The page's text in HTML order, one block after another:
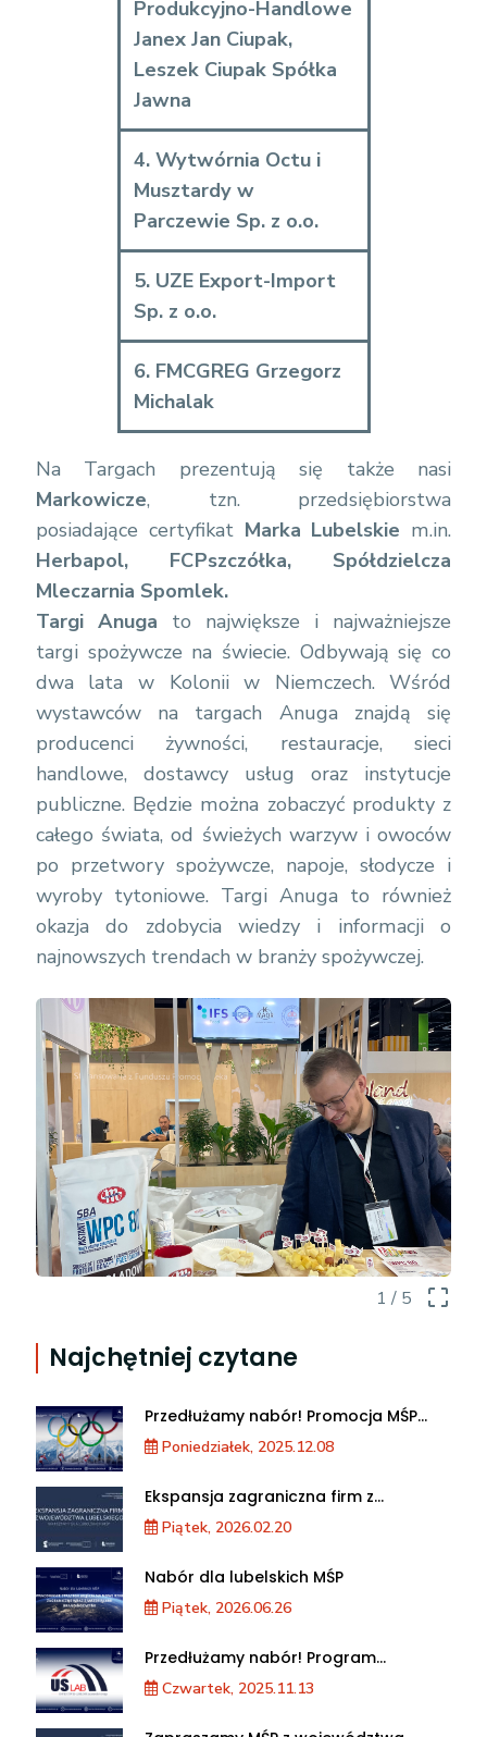
Produkcyjno-Handlowe
Janex Jan Ciupak,
Leszek Ciupak Spółka
Jawna
4. Wytwórnia Octu i
Musztardy w
Parczewie Sp. z o.o.
5. UZE Export-Import
Sp. z o.o.
6. FMCGREG Grzegorz
Michalak
Na Targach prezentują się także nasi
Markowicze, tzn. przedsiębiorstwa
posiadające certyfikat Marka Lubelskie m.in.
Herbapol, FC Pszczółka, Spółdzielcza
Mleczarnia Spomlek.
Targi Anuga to największe i najważniejsze
targi spożywcze na świecie. Odbywają się co
dwa lata w Kolonii w Niemczech. Wśród
wystawców na targach Anuga znajdą się
producenci żywności, restauracje, sieci
handlowe, dostawcy usług oraz instytucje
publiczne. Będzie można zobaczyć produkty z
całego świata, od świeżych warzyw i owoców
po przetwory spożywcze, napoje, słodycze i
wyroby tytoniowe. Targi Anuga to również
okazja do zdobycia wiedzy i informacji o
najnowszych trendach w branży spożywczej.
crop_free
1 / 5
Najchętniej czytane
Przedłużamy nabór! Promocja MŚP
podczas XXV Zimowych Igrzysk
Olimpijskich we Włoszech
Poniedziałek, 2025.12.08
Ekspansja zagraniczna firm z
województwa lubelskiego. Warsztaty
dla MŚP
Piątek, 2026.02.20
Nabór dla lubelskich MŚP
Piątek, 2026.06.26
Przedłużamy nabór! Program
akceleracji przedsiębiorstw
Czwartek, 2025.11.13